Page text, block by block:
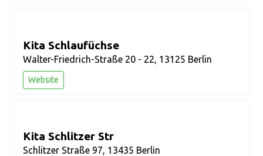
Kita Schlaufüchse
Walter-Friedrich-Straße 20 - 22, 13125 Berlin
Website
Kita Schlitzer Str
Schlitzer Straße 97, 13435 Berlin